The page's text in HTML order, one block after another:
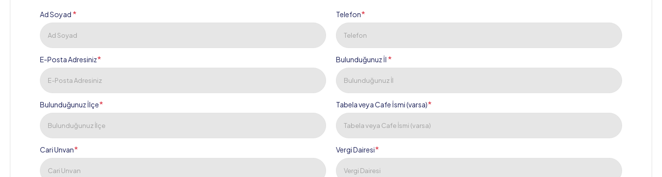
Ad Soyad * Telefon*
E-Posta Adresiniz* Bulunduğunuz İl *
Bulunduğunuz İlçe* Tabela veya Cafe İsmi (varsa)*
Cari Unvan* Vergi Dairesi*